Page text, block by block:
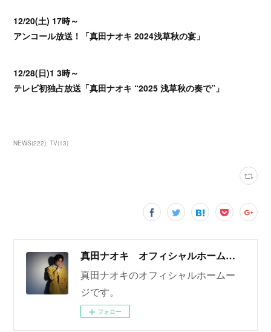
12/20(土) 17時～
アンコール放送！「真田ナオキ 2024浅草秋の宴」
12/28(日)1 3時～
テレビ初独占放送「真田ナオキ “2025 浅草秋の奏で”」
NEWS(222) TV(13)
真田ナオキ オフィシャルホームページ
真田ナオキのオフィシャルホームー
ジです。
フォロー